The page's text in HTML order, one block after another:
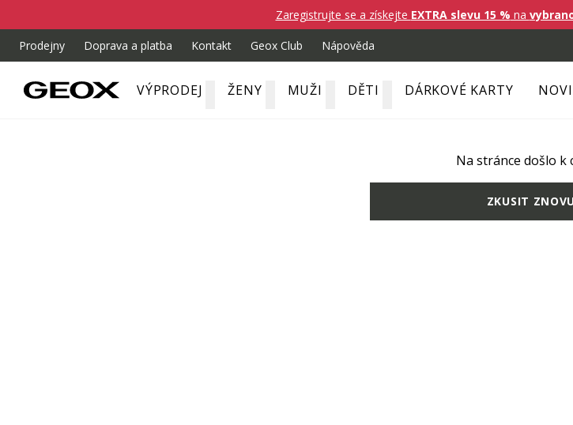
Zaregistrujte se a získejte EXTRA slevu 15 % na
Prodejny Doprava a platba Kontakt Geox Club Nápověda
VÝPRODEJ ŽENY MUŽI DĚTI DÁRKOVÉ KARTY
Na stránce došlo k
ZKUSIT